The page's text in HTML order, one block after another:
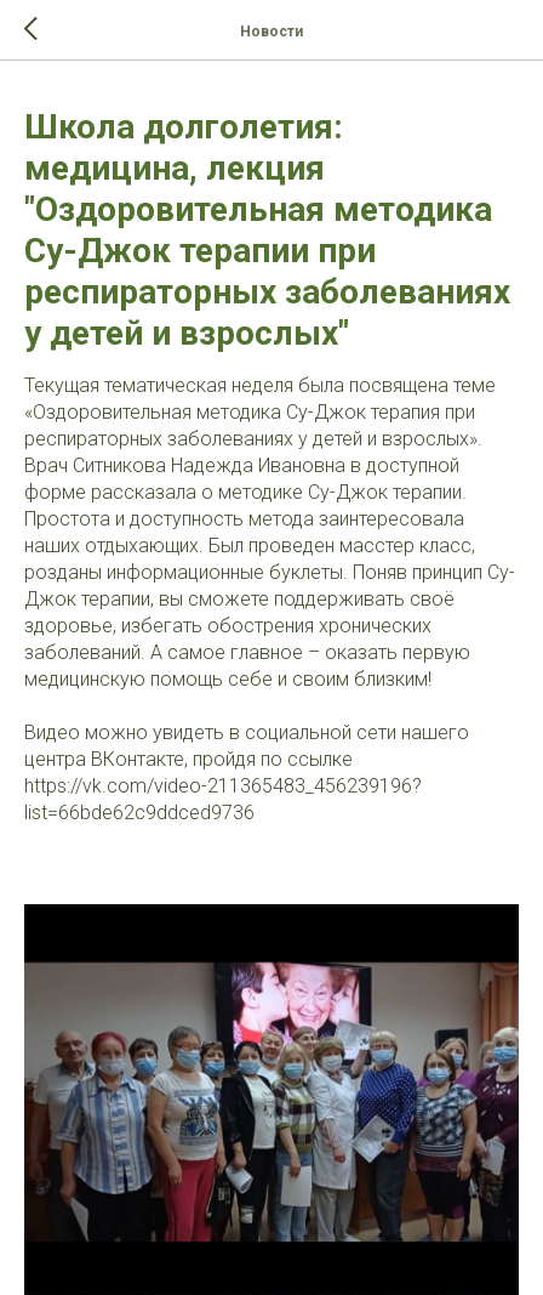
Новости
Школа долголетия:
медицина, лекция
"Оздоровительная методика
Су-Джок терапии при
респираторных заболеваниях
у детей и взрослых"
Текущая тематическая неделя была посвящена теме
«Оздоровительная методика Су-Джок терапия при
респираторных заболеваниях у детей и взрослых».
Врач Ситникова Надежда Ивановна в доступной
форме рассказала о методике Су-Джок терапии.
Простота и доступность метода заинтересовала
наших отдыхающих. Был проведен масстер класс,
розданы информационные буклеты. Поняв принцип Су-
Джок терапии, вы сможете поддерживать своё
здоровье, избегать обострения хронических
заболеваний. А самое главное – оказать первую
медицинскую помощь себе и своим близким!
Видео можно увидеть в социальной сети нашего
центра ВКонтакте, пройдя по ссылке
https://vk.com/video-211365483_456239196?
list=66bde62c9ddced9736